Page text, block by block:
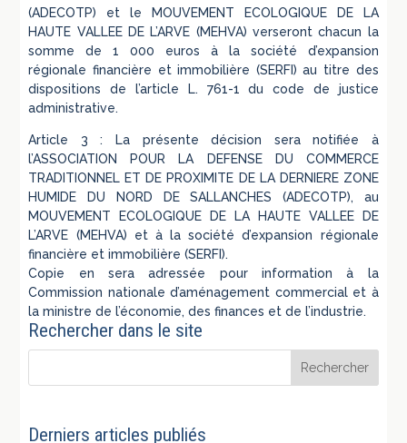
(ADECOTP) et le MOUVEMENT ECOLOGIQUE DE LA
HAUTE VALLEE DE L’ARVE (MEHVA) verseront chacun la
somme de 1 000 euros à la société d’expansion
régionale financière et immobilière (SERFI) au titre des
dispositions de l’article L. 761-1 du code de justice
administrative.
Article 3 : La présente décision sera notifiée à
l’ASSOCIATION POUR LA DEFENSE DU COMMERCE
TRADITIONNEL ET DE PROXIMITE DE LA DERNIERE ZONE
HUMIDE DU NORD DE SALLANCHES (ADECOTP), au
MOUVEMENT ECOLOGIQUE DE LA HAUTE VALLEE DE
L’ARVE (MEHVA) et à la société d’expansion régionale
financière et immobilière (SERFI).
Copie en sera adressée pour information à la
Commission nationale d’aménagement commercial et à
la ministre de l’économie, des finances et de l’industrie.
Rechercher dans le site
Derniers articles publiés